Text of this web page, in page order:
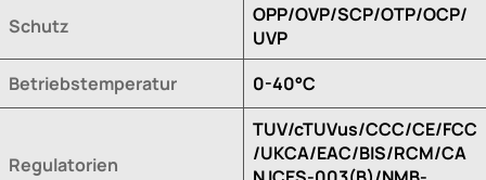
Schutz
OPP/OVP/SCP/OTP/OCP/
UVP
Betriebstemperatur
0-40°C
Regulatorien
TUV/cTUVus/CCC/CE/FCC
/UKCA/EAC/BIS/RCM/CA